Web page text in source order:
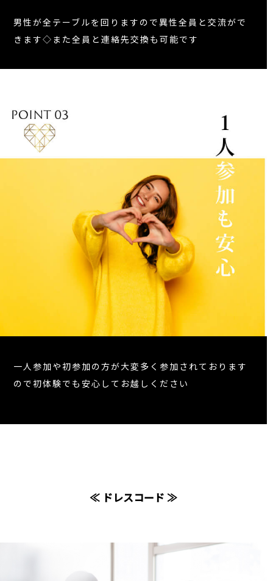
男性が全テーブルを回りますので異性全員と交流がで
きます◇また全員と連絡先交換も可能です
一人参加や初参加の方が大変多く参加されております
ので初体験でも安心してお越しください
≪ ドレスコード ≫